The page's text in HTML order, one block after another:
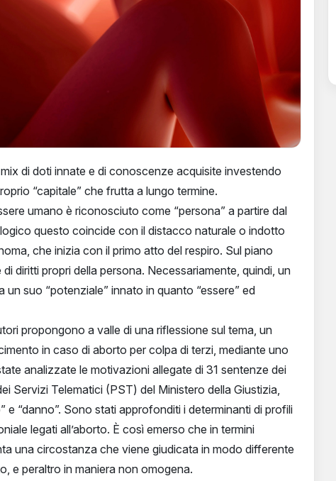
di doti innate e di conoscenze acquisite investendo
“capitale” che frutta a lungo termine.
umano è riconosciuto come “persona” a partire dal
questo coincide con il distacco naturale o indotto
che inizia con il primo atto del respiro. Sul piano
diritti propri della persona. Necessariamente, quindi, un
suo “potenziale” innato in quanto “essere” ed
propongono a valle di una riflessione sul tema, un
in caso di aborto per colpa di terzi, mediante uno
analizzate le motivazioni allegate di 31 sentenze dei
Servizi Telematici (PST) del Ministero della Giustizia,
e “danno”. Sono stati approfonditi i determinanti di profili
legati all’aborto. È così emerso che in termini
una circostanza che viene giudicata in modo differente
e peraltro in maniera non omogena.